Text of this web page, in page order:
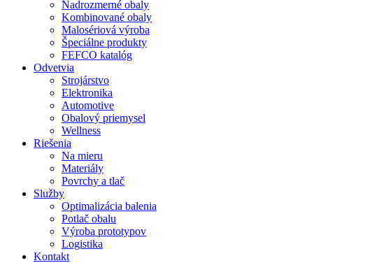
Nadrozmerné obaly
Kombinované obaly
Malosériová výroba
Špeciálne produkty
FEFCO katalóg
Odvetvia
Strojárstvo
Elektronika
Automotive
Obalový priemysel
Wellness
Riešenia
Na mieru
Materiály
Povrchy a tlač
Služby
Optimalizácia balenia
Potlač obalu
Výroba prototypov
Logistika
Kontakt